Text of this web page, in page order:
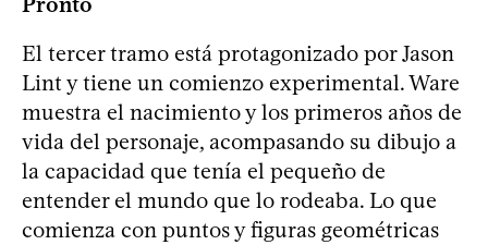
El tercer tramo está protagonizado por Jason
Lint y tiene un comienzo experimental. Ware
muestra el nacimiento y los primeros años de
vida del personaje, acompasando su dibujo a
la capacidad que tenía el pequeño de
entender el mundo que lo rodeaba. Lo que
comienza con puntos y figuras geométricas